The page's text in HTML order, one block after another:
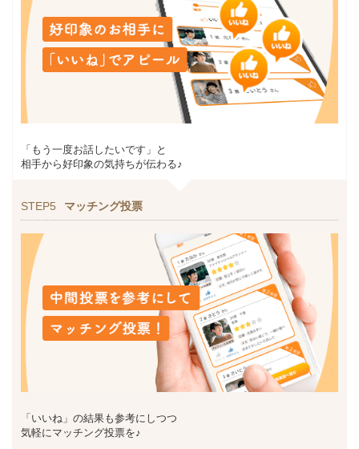
「もう一度お話したいです」と
相手から好印象の気持ちが伝わる♪
STEP5 マッチング投票
「いいね」の結果も参考にしつつ
気軽にマッチング投票を♪